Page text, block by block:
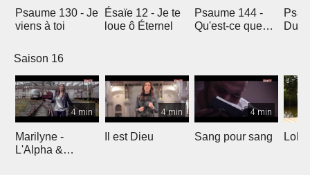
Psaume 130 - Je
viens à toi
Ésaïe 12 - Je te
loue ô Éternel
Psaume 144 -
Qu'est-ce que
Du
Saison 16
4 min
Marilyne -
L'Alpha &
4 min
Il est Dieu
4 min
Sang pour sang Lola